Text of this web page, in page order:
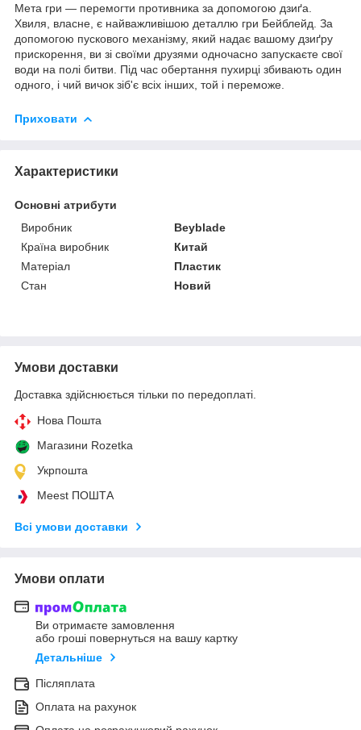
Мета гри — перемогти противника за допомогою дзиґа.
Хвиля, власне, є найважливішою деталлю гри Бейблейд. За
допомогою пускового механізму, який надає вашому дзиґру
прискорення, ви зі своїми друзями одночасно запускаєте свої
води на полі битви. Під час обертання пухирці збивають один
одного, і чий вичок зіб'є всіх інших, той і переможе.
Приховати
Характеристики
Основні атрибути
Виробник
Beyblade
Країна виробник
Китай
Матеріал
Пластик
Стан
Новий
Умови доставки
Доставка здійснюється тільки по передоплаті.
Нова Пошта
Магазини Rozetka
Укрпошта
Meest ПОШТА
Всі умови доставки
Умови оплати
Ви отримаєте замовлення
або гроші повернуться на вашу картку
Детальніше
Післяплата
Оплата на рахунок